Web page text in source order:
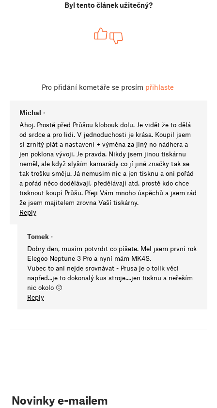
Byl tento článek užitečný?
Pro přidání kometáře se prosím přihlaste
Michal •
Ahoj. Prostě před Průšou klobouk dolu. Je vidět že to dělá
od srdce a pro lidi. V jednoduchosti je krása. Koupil jsem
si zrnitý plát a nastavení + výměna za jiný no nádhera a
jen poklona vývoji. Je pravda. Nikdy jsem jinou tiskárnu
neměl, ale když slyším kamarády co jí jiné značky tak se
tak trošku směju. Já nemusim nic a jen tisknu a oni pořád
a pořád něco dodělávají, předělávají atd. prostě kdo chce
tisknout koupí Průšu. Přeji Vám mnoho úspěchů a jsem rád
že jsem majitelem zrovna Vaší tiskárny.
Reply
Tomek •
Dobry den, musím potvrdit co píšete. Mel jsem první rok
Elegoo Neptune 3 Pro a nyní mám MK4S.
Vubec to ani nejde srovnávat - Prusa je o tolik věci
napřed...je to dokonalý kus stroje....jen tisknu a neřeším
nic okolo 🙂
Reply
Novinky e-mailem